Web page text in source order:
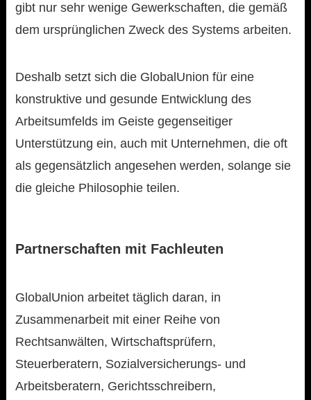
gibt nur sehr wenige Gewerkschaften, die gemäß
dem ursprünglichen Zweck des Systems arbeiten.
Deshalb setzt sich die GlobalUnion für eine
konstruktive und gesunde Entwicklung des
Arbeitsumfelds im Geiste gegenseitiger
Unterstützung ein, auch mit Unternehmen, die oft
als gegensätzlich angesehen werden, solange sie
die gleiche Philosophie teilen.
Partnerschaften mit Fachleuten
GlobalUnion arbeitet täglich daran, in
Zusammenarbeit mit einer Reihe von
Rechtsanwälten, Wirtschaftsprüfern,
Steuerberatern, Sozialversicherungs- und
Arbeitsberatern, Gerichtsschreibern,